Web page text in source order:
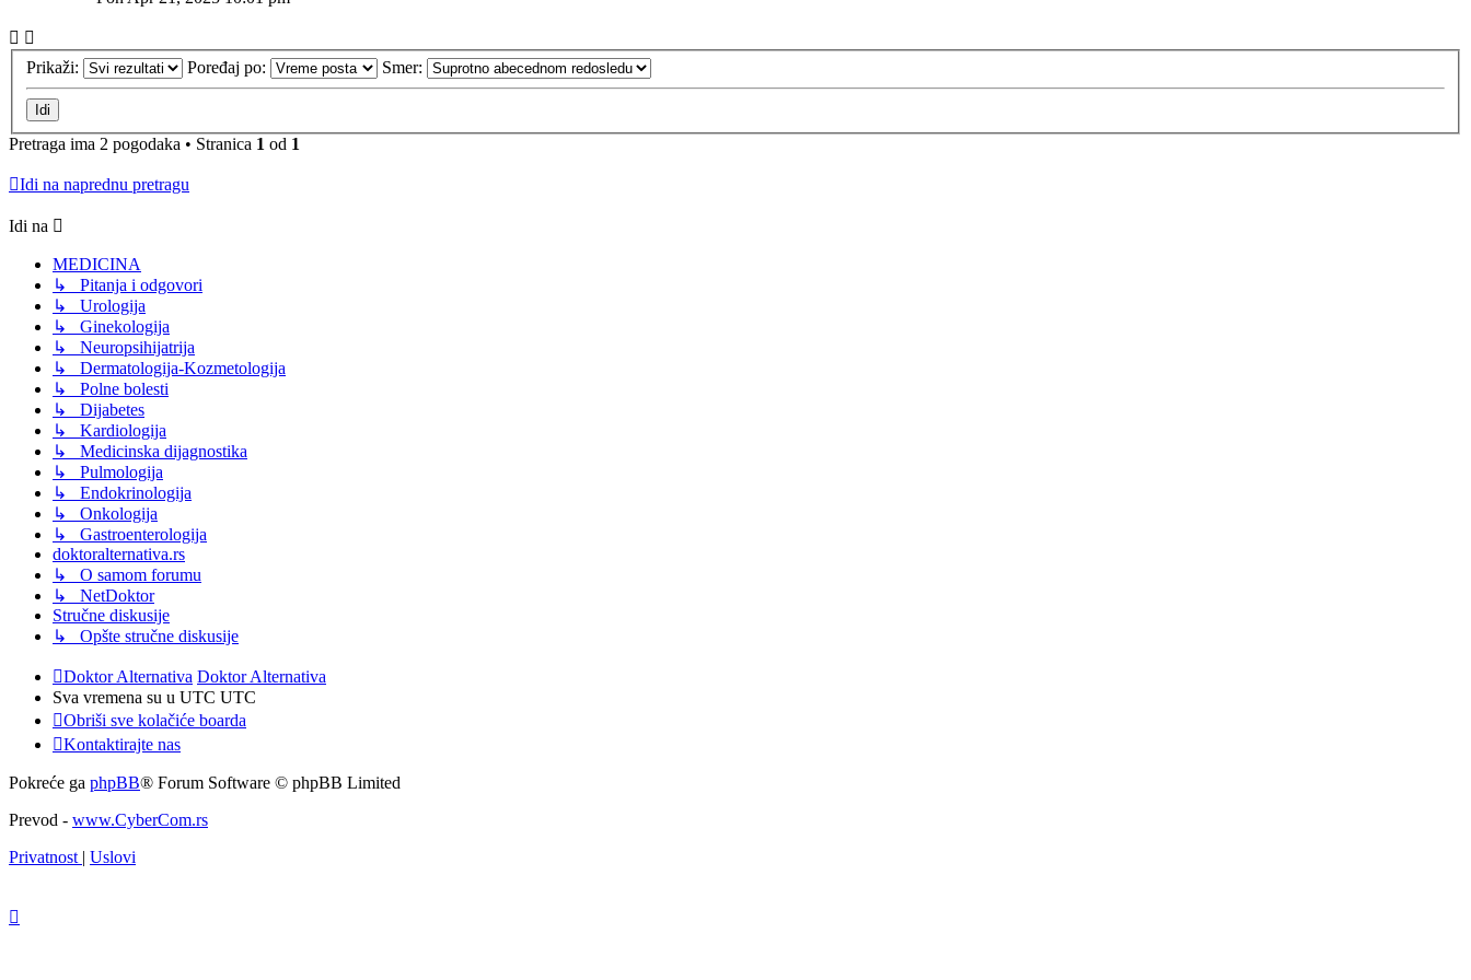
Prikaži: Poređaj po: Smer:
Pretraga ima 2 pogodaka • Stranica 1 od 1
Idi na naprednu pretragu
Idi na
MEDICINA
↳ Pitanja i odgovori
↳ Urologija
↳ Ginekologija
↳ Neuropsihijatrija
↳ Dermatologija-Kozmetologija
↳ Polne bolesti
↳ Dijabetes
↳ Kardiologija
↳ Medicinska dijagnostika
↳ Pulmologija
↳ Endokrinologija
↳ Onkologija
↳ Gastroenterologija
doktoralternativa.rs
↳ O samom forumu
↳ NetDoktor
Stručne diskusije
↳ Opšte stručne diskusije
Doktor Alternativa Doktor Alternativa
Sva vremena su u UTC UTC
Obriši sve kolačiće boarda
Kontaktirajte nas
Pokreće ga phpBB® Forum Software © phpBB Limited
Prevod - www.CyberCom.rs
Privatnost | Uslovi